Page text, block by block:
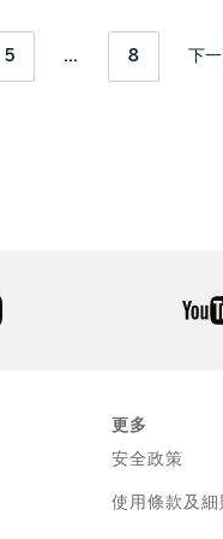
5 ... 8 下
instagram
更多
安全政策
使用條款及細